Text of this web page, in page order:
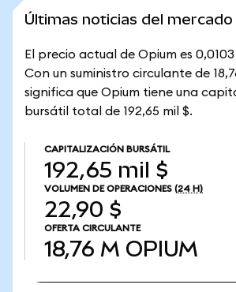
Últimas noticias del
El precio actual de Opium es
Con un suministro circulante de
significa que Opium tiene una
bursátil total de 192,65 mil $.
CAPITALIZACIÓN BURSÁTIL
192,65 mil $
VOLUMEN DE OPERACIONES (24 H)
22,90 $
OFERTA CIRCULANTE
18,76 M OPIUM